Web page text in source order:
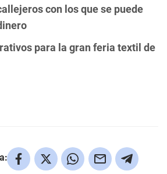
con los que se puede
para la gran feria textil de